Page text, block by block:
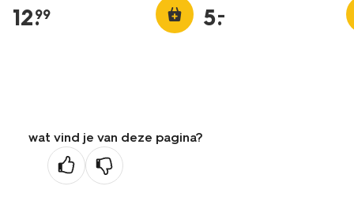
12.
99 5.
–
wat vind je van deze pagina?